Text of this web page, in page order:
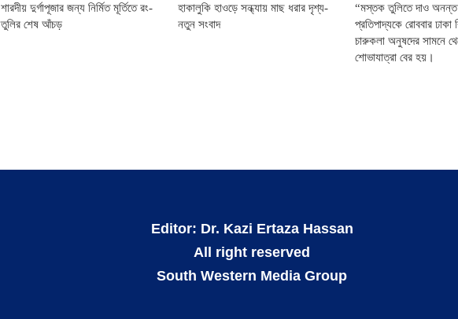
শারদীয় দুর্গাপূজার জন্য নির্মিত মূর্তিতে রং-
তুলির শেষ আঁচড়
হাকালুকি হাওড়ে সন্ধ্যায় মাছ ধরার দৃশ্য-
নতুন সংবাদ
“মস্তক তুলিতে দাও
প্রতিপাদ্যকে রোববার ঢাকা
চারুকলা অনুষদের সামনে
শোভাযাত্রা বের হয়।
Editor: Dr. Kazi Ertaza Hassan
All right reserved
South Western Media Group